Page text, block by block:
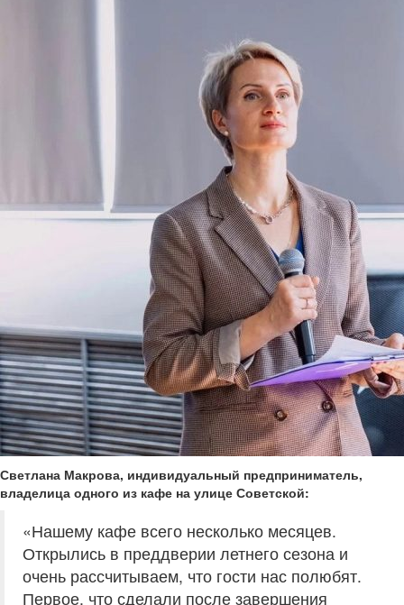
Светлана Макрова, индивидуальный предприниматель,
владелица одного из кафе на улице Советской:
«Нашему кафе всего несколько месяцев.
Открылись в преддверии летнего сезона и
очень рассчитываем, что гости нас полюбят.
Первое, что сделали после завершения